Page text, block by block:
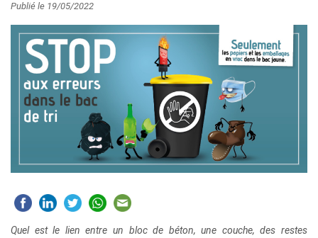
Publié le 19/05/2022
Quel est le lien entre un bloc de béton, une couche, des restes